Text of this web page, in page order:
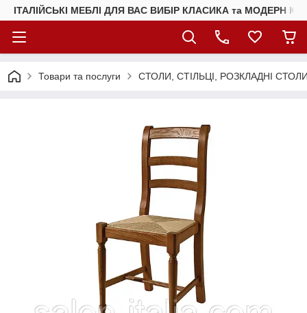
ІТАЛІЙСЬКІ МЕБЛІ ДЛЯ ВАС ВИБІР КЛАСИКА та МОДЕРН
Товари та послуги СТОЛИ, СТІЛЬЦІ, РОЗКЛАДНІ